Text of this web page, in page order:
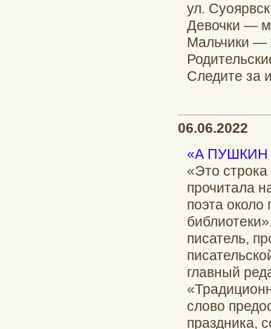
ул.
Девочки —
Мальчики —
Следите за
06.06.2022
«А ПУШКИН
«Это строка
прочитала
поэта
писатель,
главный
слово
праздника,